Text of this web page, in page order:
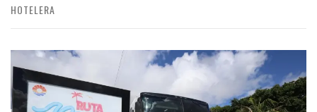
HOTELERA